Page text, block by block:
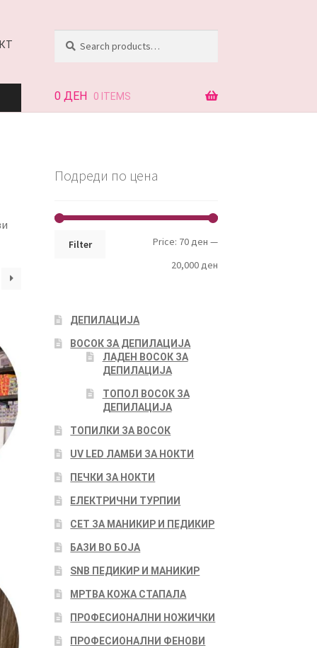
for:
0 ДЕН 0 ITEMS
Подреди по цена
Min
price
Max
price
Filter Price: 70 ден —
20,000 ден
ДЕПИЛАЦИЈА
ВОСОК ЗА ДЕПИЛАЦИЈА
ЛАДЕН ВОСОК ЗА
ДЕПИЛАЦИЈА
ТОПОЛ ВОСОК ЗА
ДЕПИЛАЦИЈА
ТОПИЛКИ ЗА ВОСОК
UV LED ЛАМБИ ЗА НОКТИ
ПЕЧКИ ЗА НОКТИ
ЕЛЕКТРИЧНИ ТУРПИИ
СЕТ ЗА МАНИКИР И ПЕДИКИР
БАЗИ ВО БОЈА
SNB ПЕДИКИР И МАНИКИР
МРТВА КОЖА СТАПАЛА
ПРОФЕСИОНАЛНИ НОЖИЧКИ
ПРОФЕСИОНАЛНИ ФЕНОВИ